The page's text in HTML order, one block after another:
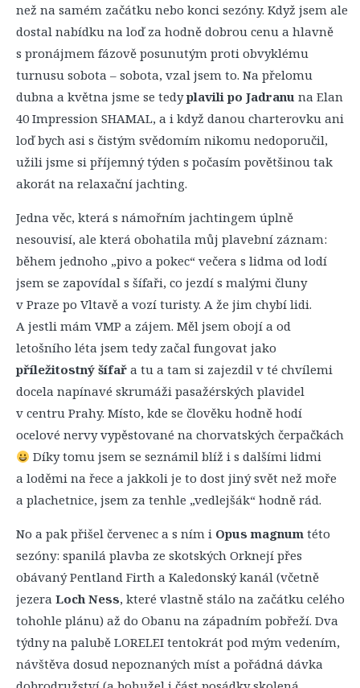
než na samém začátku nebo konci sezóny. Když jsem ale
dostal nabídku na loď za hodně dobrou cenu a hlavně
s pronájmem fázově posunutým proti obvyklému
turnusu sobota – sobota, vzal jsem to. Na přelomu
dubna a května jsme se tedyplavili po Jadranu na Elan
40 Impression SHAMAL, a i když danou charterovku ani
loď bych asi s čistým svědomím nikomu nedoporučil,
užili jsme si příjemný týden s počasím povětšinou tak
akorát na relaxační jachting.
Jedna věc, která s námořním jachtingem úplně
nesouvisí, ale která obohatila můj plavební záznam:
během jednoho „pivo a pokec“ večera s lidma od lodí
jsem se zapovídal s šífaři, co jezdí s malými čluny
v Praze po Vltavě a vozí turisty. A že jim chybí lidi.
A jestli mám VMP a zájem. Měl jsem obojí a od
letošního léta jsem tedy začal fungovat jako
příležitostný šífař a tu a tam si zajezdil v té chvílemi
docela napínavé skrumáži pasažérských plavidel
v centru Prahy. Místo, kde se člověku hodně hodí
ocelové nervy vypěstované na chorvatských čerpačkách
Díky tomu jsem se seznámil blíž i s dalšími lidmi
a loděmi na řece a jakkoli je to dost jiný svět než moře
a plachetnice, jsem za tenhle „vedlejšák“ hodně rád.
No a pak přišel červenec a s ním i Opus magnum této
sezóny: spanilá plavba ze skotských Orknejí přes
obávaný Pentland Firth a Kaledonský kanál (včetně
jezera Loch Ness, které vlastně stálo na začátku celého
tohohle plánu) až do Obanu na západním pobřeží. Dva
týdny na palubě LORELEI tentokrát pod mým vedením,
návštěva dosud nepoznaných míst a pořádná dávka